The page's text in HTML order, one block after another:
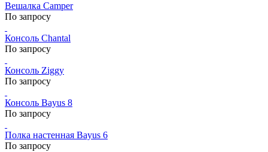
Вешалка Camper
По запросу
Консоль Chantal
По запросу
Консоль Ziggy
По запросу
Консоль Bayus 8
По запросу
Полка настенная Bayus 6
По запросу